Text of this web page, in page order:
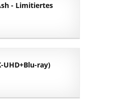
- Limitiertes
UHD+Blu-ray)